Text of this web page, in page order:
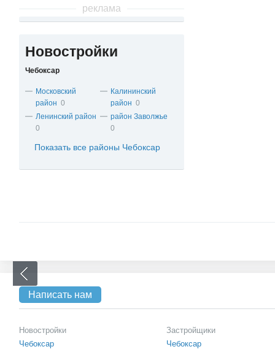
реклама
Новостройки
Чебоксар
Московский
район 0
Ленинский район
0
Калининский
район 0
район Заволжье
0
Показать все районы Чебоксар
Написать нам
Новостройки
Чебоксар
Застройщики
Чебоксар